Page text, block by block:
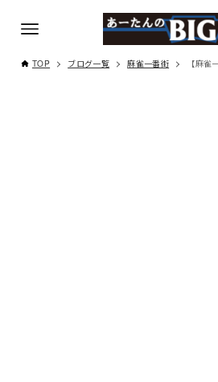
TOP ブログ一覧 麻雀一番街 【麻雀